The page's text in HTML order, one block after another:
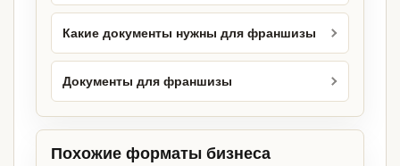
Какие документы нужны для франшизы
Документы для франшизы
Похожие форматы бизнеса